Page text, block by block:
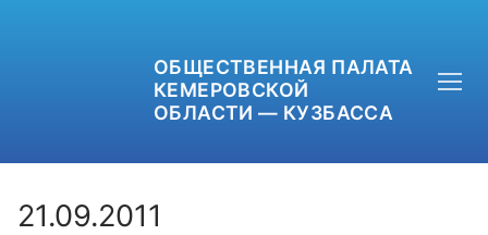
ОБЩЕСТВЕННАЯ ПАЛАТА
КЕМЕРОВСКОЙ
ОБЛАСТИ — КУЗБАССА
21.09.2011